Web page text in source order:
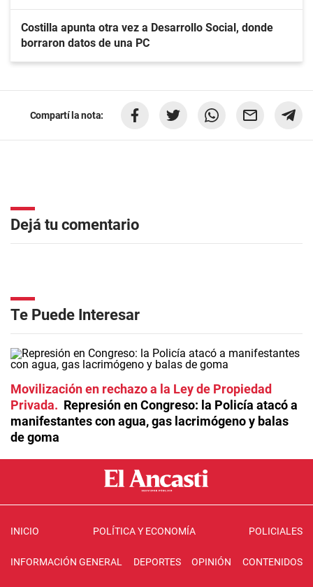
Costilla apunta otra vez a Desarrollo Social, donde
borraron datos de una PC
Compartí la nota:
Dejá tu comentario
Te Puede Interesar
Movilización en rechazo a la Ley de Propiedad
Privada
Represión en Congreso: la Policía atacó a
manifestantes con agua, gas lacrimógeno y balas
de goma
INICIO POLÍTICA Y ECONOMÍA POLICIALES
INFORMACIÓN GENERAL DEPORTES OPINIÓN CONTENIDOS